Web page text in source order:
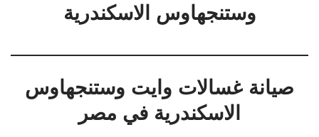
وستنجهاوس الاسكندرية
صيانة غسالات وايت وستنجهاوس
الاسكندرية في مصر